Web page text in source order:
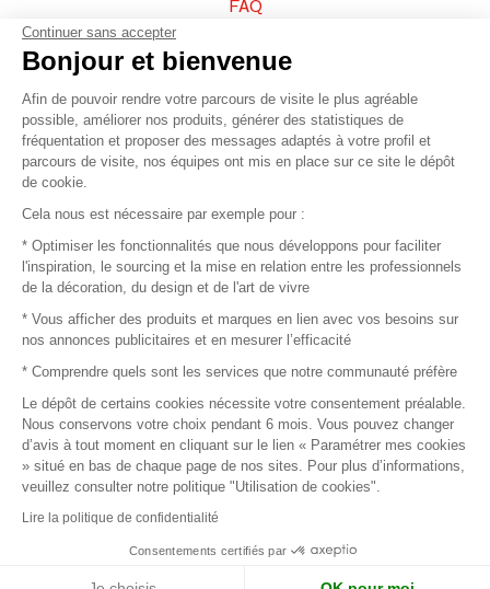
FAQ
Vendez vos produits
Plan du site
© 2016 –Organisation SAFI
Recrutement
Mentions légales
Conditions commerciales
Piano Analytics
Continuer sans accepter
Bonjour et bienvenue
Afin de pouvoir rendre votre parcours de visite le plus agréable
possible, améliorer nos produits, générer des statistiques de
fréquentation et proposer des messages adaptés à votre profil et
parcours de visite, nos équipes ont mis en place sur ce site le dépôt
de cookie.
Cela nous est nécessaire par exemple pour :
* Optimiser les fonctionnalités que nous développons pour faciliter
l'inspiration, le sourcing et la mise en relation entre les professionnels
de la décoration, du design et de l'art de vivre
* Vous afficher des produits et marques en lien avec vos besoins sur
nos annonces publicitaires et en mesurer l’efficacité
* Comprendre quels sont les services que notre communauté préfère
Le dépôt de certains cookies nécessite votre consentement préalable.
Nous conservons votre choix pendant 6 mois. Vous pouvez changer
d’avis à tout moment en cliquant sur le lien « Paramétrer mes cookies
» situé en bas de chaque page de nos sites. Pour plus d’informations,
veuillez consulter notre politique "Utilisation de cookies".
Lire la politique de confidentialité
Consentements certifiés par